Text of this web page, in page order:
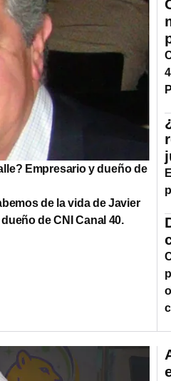
Empresario y dueño de
de la vida de Javier
de CNI Canal 40.